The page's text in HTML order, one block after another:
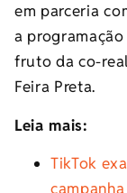
em parceria
a
fruto da co-
Feira Preta.
Leia mais:
TikTok
campanha